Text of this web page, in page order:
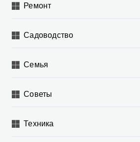
Ремонт
Садоводство
Семья
Советы
Техника